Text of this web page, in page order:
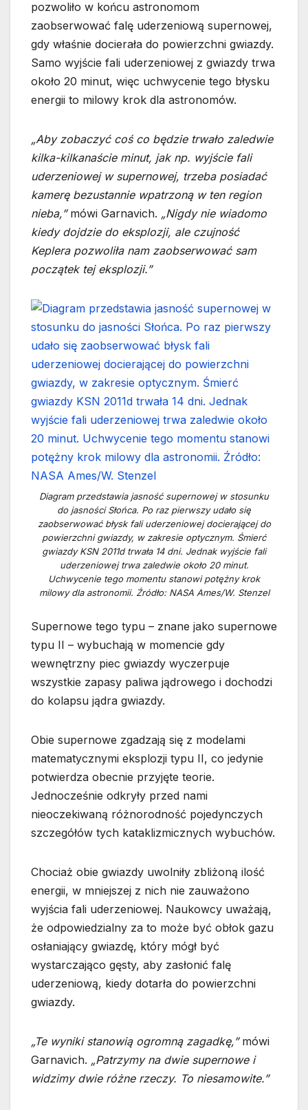
pozwoliło w końcu astronomom
zaobserwować falę uderzeniową supernowej,
gdy właśnie docierała do powierzchni gwiazdy.
Samo wyjście fali uderzeniowej z gwiazdy trwa
około 20 minut, więc uchwycenie tego błysku
energii to milowy krok dla astronomów.
„Aby zobaczyć coś co będzie trwało zaledwie
kilka-kilkanaście minut, jak np. wyjście fali
uderzeniowej w supernowej, trzeba posiadać
kamerę bezustannie wpatrzoną w ten region
nieba,”mówi Garnavich. „Nigdy nie wiadomo
kiedy dojdzie do eksplozji, ale czujność
Keplera pozwoliła nam zaobserwować sam
początek tej eksplozji.”
Diagram przedstawia jasność supernowej w stosunku
do jasności Słońca. Po raz pierwszy udało się
zaobserwować błysk fali uderzeniowej docierającej do
powierzchni gwiazdy, w zakresie optycznym. Śmierć
gwiazdy KSN 2011d trwała 14 dni. Jednak wyjście fali
uderzeniowej trwa zaledwie około 20 minut.
Uchwycenie tego momentu stanowi potężny krok
milowy dla astronomii. Źródło: NASA Ames/W. Stenzel
Supernowe tego typu – znane jako supernowe
typu II – wybuchają w momencie gdy
wewnętrzny piec gwiazdy wyczerpuje
wszystkie zapasy paliwa jądrowego i dochodzi
do kolapsu jądra gwiazdy.
Obie supernowe zgadzają się z modelami
matematycznymi eksplozji typu II, co jedynie
potwierdza obecnie przyjęte teorie.
Jednocześnie odkryły przed nami
nieoczekiwaną różnorodność pojedynczych
szczegółów tych kataklizmicznych wybuchów.
Chociaż obie gwiazdy uwolniły zbliżoną ilość
energii, w mniejszej z nich nie zauważono
wyjścia fali uderzeniowej. Naukowcy uważają,
że odpowiedzialny za to może być obłok gazu
osłaniający gwiazdę, który mógł być
wystarczająco gęsty, aby zasłonić falę
uderzeniową, kiedy dotarła do powierzchni
gwiazdy.
„Te wyniki stanowią ogromną zagadkę,”mówi
Garnavich. „Patrzymy na dwie supernowe i
widzimy dwie różne rzeczy. To niesamowite.”